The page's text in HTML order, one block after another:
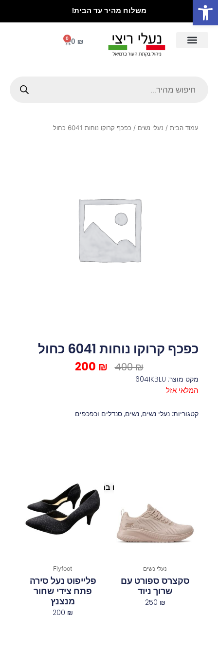
פתח סרגל נגישות
דילוג
לתוכן
משלוח מהיר עד הבית!
0 ₪
0
עגלת
קניות
עמוד הבית / נעלי נשים / כפכף קרוקו נוחות 6041 כחול
כפכף קרוקו נוחות 6041 כחול
400₪ המחיר
200 ₪
מקט מוצר: 6041KBLU
המלאי אזל
קטגוריות: נעלי נשים, נשים, סנדלים וכפכפים
פריטים נוספים במיוחד בשבילך
נעלי נשים
סקצרס ספורט עם
שרוך ניוד
250 ₪
Flyfoot
פלייפוט נעל סירה
פתח צידי שחור
מנצנץ
200 ₪